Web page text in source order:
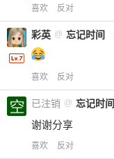
喜欢 反对
彩英 @ 忘记时间
喜欢 反对
已注销 @ 忘记时间
谢谢分享
喜欢 反对